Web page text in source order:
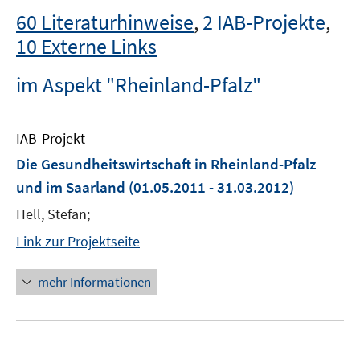
60 Literaturhinweise,2 IAB-Projekte,
10 Externe Links
im Aspekt "Rheinland-Pfalz"
IAB-Projekt
Die Gesundheitswirtschaft in Rheinland-Pfalz
und im Saarland (01.05.2011 - 31.03.2012)
Hell, Stefan;
Link zur Projektseite
mehr Informationen